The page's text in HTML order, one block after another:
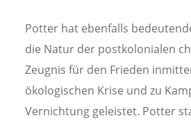
Potter hat ebenfalls
die Natur der postkolonialen
Zeugnis für den Frieden
ökologischen Krise und zu
Vernichtung geleistet. Potter